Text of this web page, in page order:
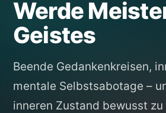
Werde
Geistes
Beende Gedankenkreisen,
mentale Selbstsabotage –
inneren Zustand bewusst zu